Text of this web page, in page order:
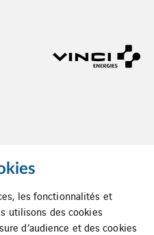
les fonctionnalités et
utilisons des cookies
d’audience et des cookies